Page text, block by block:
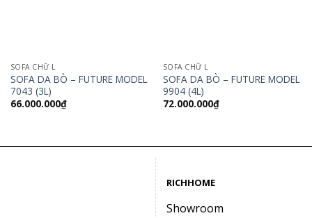
SOFA CHỮ L
SOFA DA BÒ – FUTURE MODEL
7043 (3L)
66.000.000₫
SOFA CHỮ L
SOFA DA BÒ – FUTURE MODEL
9904 (4L)
72.000.000₫
RICHHOME
Showroom